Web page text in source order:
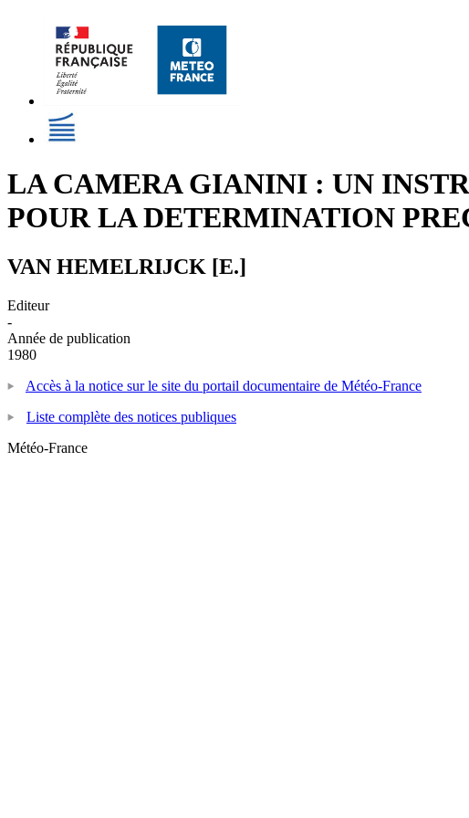
LA CAMERA GIANINI : UN
POUR LA DETERMINATION
VAN HEMELRIJCK [E.]
Editeur
-
Année de publication
1980
Accès à la notice sur le site du portail documentaire de Météo-France
Liste complète des notices publiques
Météo-France